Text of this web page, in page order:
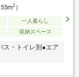
2）
一人暮らし
収納スペース
ス・トイレ別●エア